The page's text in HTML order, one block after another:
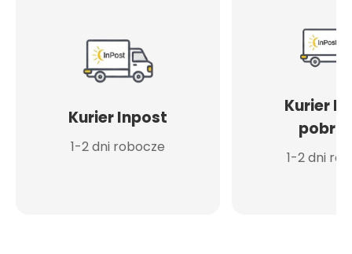
Kurier Inpost
1-2 dni robocze
Kurier
1-2 dni